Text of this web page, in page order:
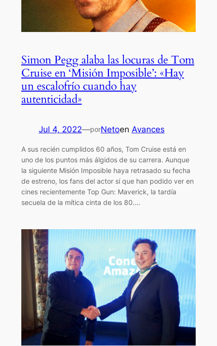
Simon Pegg alaba las locuras de Tom
Cruise en ‘Misión Imposible’: «Hay
un escalofrío cuando hay
autenticidad»
Jul 4, 2022—porNetoen Avances
A sus recién cumplidos 60 años, Tom Cruise está en
uno de los puntos más álgidos de su carrera. Aunque
la siguiente Misión Imposible haya retrasado su fecha
de estreno, los fans del actor sí que han podido ver en
cines recientemente Top Gun: Maverick, la tardía
secuela de la mítica cinta de los 80.…